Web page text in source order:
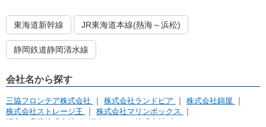
東海道新幹線 JR東海道本線(熱海～浜松)
静岡鉄道静岡清水線
会社名から探す
三協フロンテア株式会社 株式会社ランドピア
株式会社錦屋
株式会社ストレージ王
株式会社マリンボックス
押入れ産業株式会社
湘南レーベル株式会社